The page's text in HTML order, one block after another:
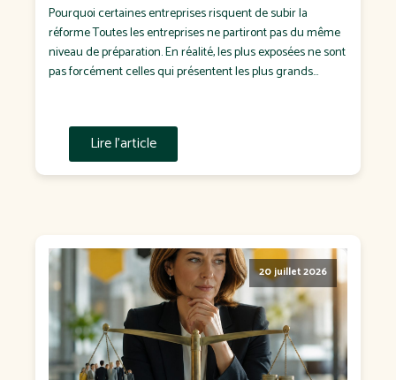
Pourquoi certaines entreprises risquent de subir la
réforme Toutes les entreprises ne partiront pas du même
niveau de préparation. En réalité, les plus exposées ne sont
pas forcément celles qui présentent les plus grands
salaire "au cas […]
Lire l'article
20 juillet 2026